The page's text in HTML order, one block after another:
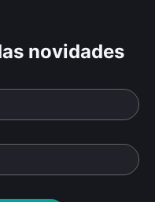
novidades